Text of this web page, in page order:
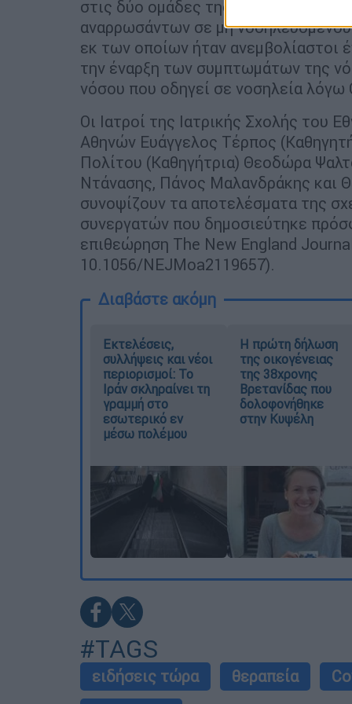
στις δύο ομάδες της μελέτης.
αναρρωσάντων σε μη
εκ των οποίων ήταν ανεμβολίαστοι
την έναρξη των συμπτωμάτων της
νόσου που οδηγεί σε νοσηλεία λόγω
Οι Ιατροί της Ιατρικής Σχολής του
Αθηνών Ευάγγελος Τέρπος
Πολίτου (Καθηγήτρια) Θεοδώρα
Ντάνασης, Πάνος Μαλανδράκης και
συνοψίζουν τα αποτελέσματα της
συνεργατών που δημοσιεύτηκε
επιθεώρηση The New England
10.1056/NEJMoa2119657).
Διαβάστε ακόμη
Εκτελέσεις,
συλλήψεις και νέοι
περιορισμοί: Το
Ιράν σκληραίνει τη
γραμμή στο
εσωτερικό εν
μέσω πολέμου
Η πρώτη δήλωση
της οικογένειας
της 38χρονης
Βρετανίδας που
δολοφονήθηκε
στην Κυψέλη
#TAGS
ειδήσεις τώρα θεραπεία